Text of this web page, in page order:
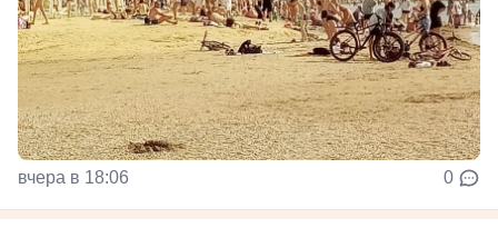
вчера в 18:06 0